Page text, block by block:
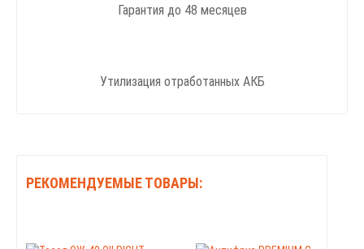
Гарантия до 48 месяцев
Утилизация отработанных АКБ
РЕКОМЕНДУЕМЫЕ ТОВАРЫ: